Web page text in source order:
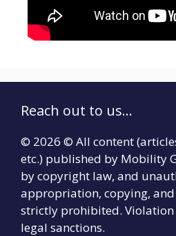
Reach out to us...
© 2026 © All content
etc.) published by Mobility
by copyright law, and
appropriation, copying,
strictly prohibited.
legal sanctions.